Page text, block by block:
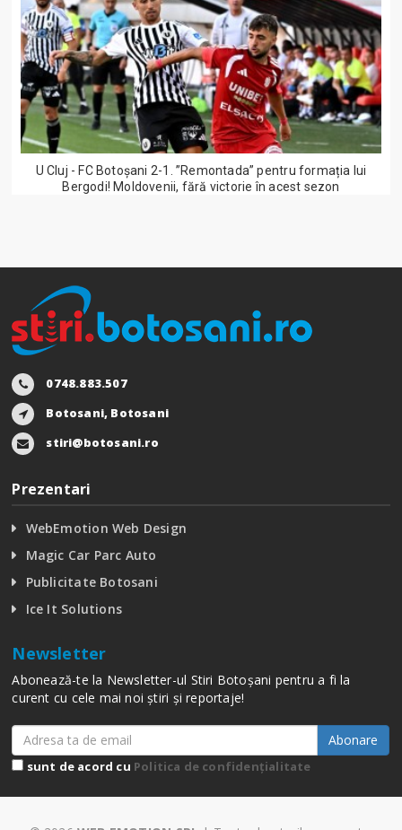
U Cluj - FC Botoșani 2-1. ”Remontada” pentru formația lui
Bergodi! Moldovenii, fără victorie în acest sezon
0748.883.507
Botosani, Botosani
stiri@botosani.ro
Prezentari
WebEmotion Web Design
Magic Car Parc Auto
Publicitate Botosani
Ice It Solutions
Newsletter
Abonează-te la Newsletter-ul Stiri Botoșani pentru a fi la
curent cu cele mai noi știri și reportaje!
Abonare
sunt de acord cu Politica de confidențialitate